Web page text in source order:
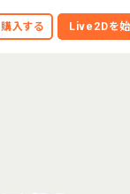
購入する Live2Dを